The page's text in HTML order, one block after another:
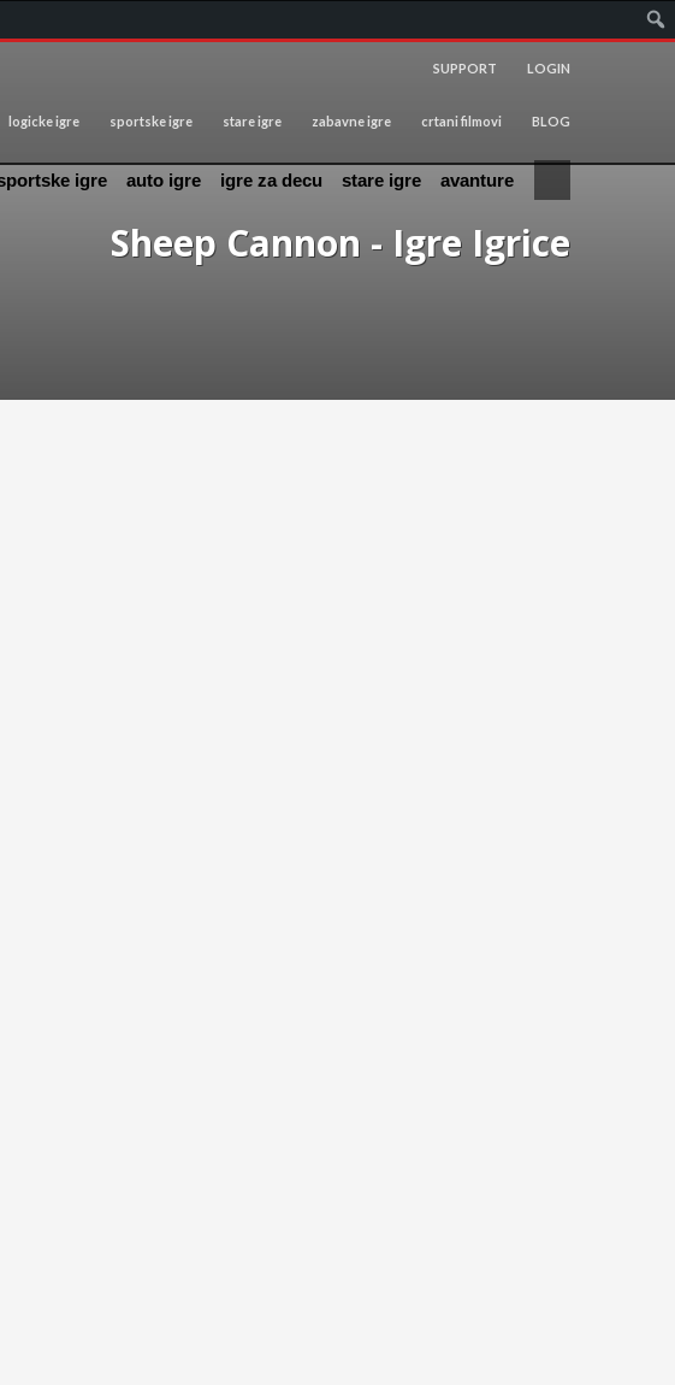
LOGIN
SUPPORT
logicke igre sportske igre stare igre zabavne igre crtani filmovi BLOG
igre auto igre igre za decu stare igre avanture
Sheep Cannon - Igre Igrice